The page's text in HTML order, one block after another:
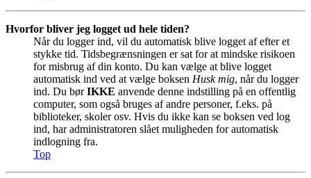
Hvorfor bliver jeg logget ud hele tiden?
Når du logger ind, vil du automatisk blive logget af efter et
stykke tid. Tidsbegrænsningen er sat for at mindske risikoen
for misbrug af din konto. Du kan vælge at blive logget
automatisk ind ved at vælge boksen Husk mig, når du logger
ind. Du børIKKE anvende denne indstilling på en offentlig
computer, som også bruges af andre personer, f.eks. på
biblioteker, skoler osv. Hvis du ikke kan se boksen ved log
ind, har administratoren slået muligheden for automatisk
indlogning fra.
Top